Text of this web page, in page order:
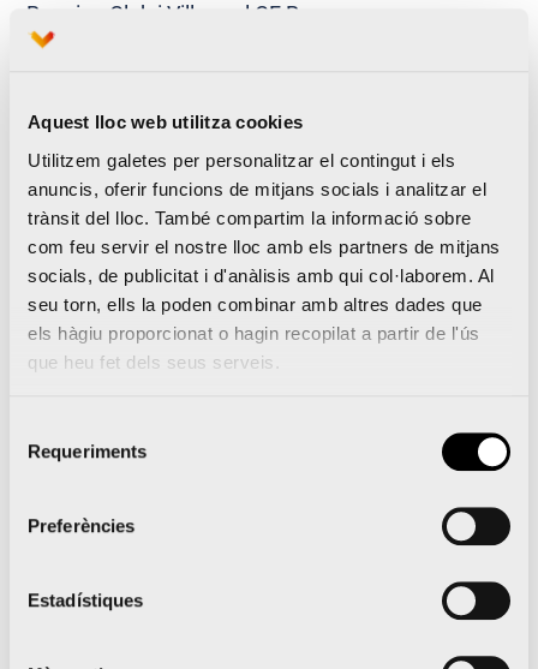
Aquest lloc web utilitza cookies
Utilitzem galetes per personalitzar el contingut i els
anuncis, oferir funcions de mitjans socials i analitzar el
trànsit del lloc. També compartim la informació sobre
com feu servir el nostre lloc amb els partners de mitjans
socials, de publicitat i d'anàlisis amb qui col·laborem. Al
seu torn, ells la poden combinar amb altres dades que
els hàgiu proporcionat o hagin recopilat a partir de l'ús
que heu fet dels seus serveis.
Requeriments
Preferències
Estadístiques
Running Club i Villarreal CF Runners.
El nou circuit de Tarongers s’obri a corredors i
La Marató i Mitja Marató Valencia superen
l’equador de 2018 amb 14.660 i 8.150 inscrits
Notícies relacionades
El Medio Maratón Valencia
llevar la prueba al